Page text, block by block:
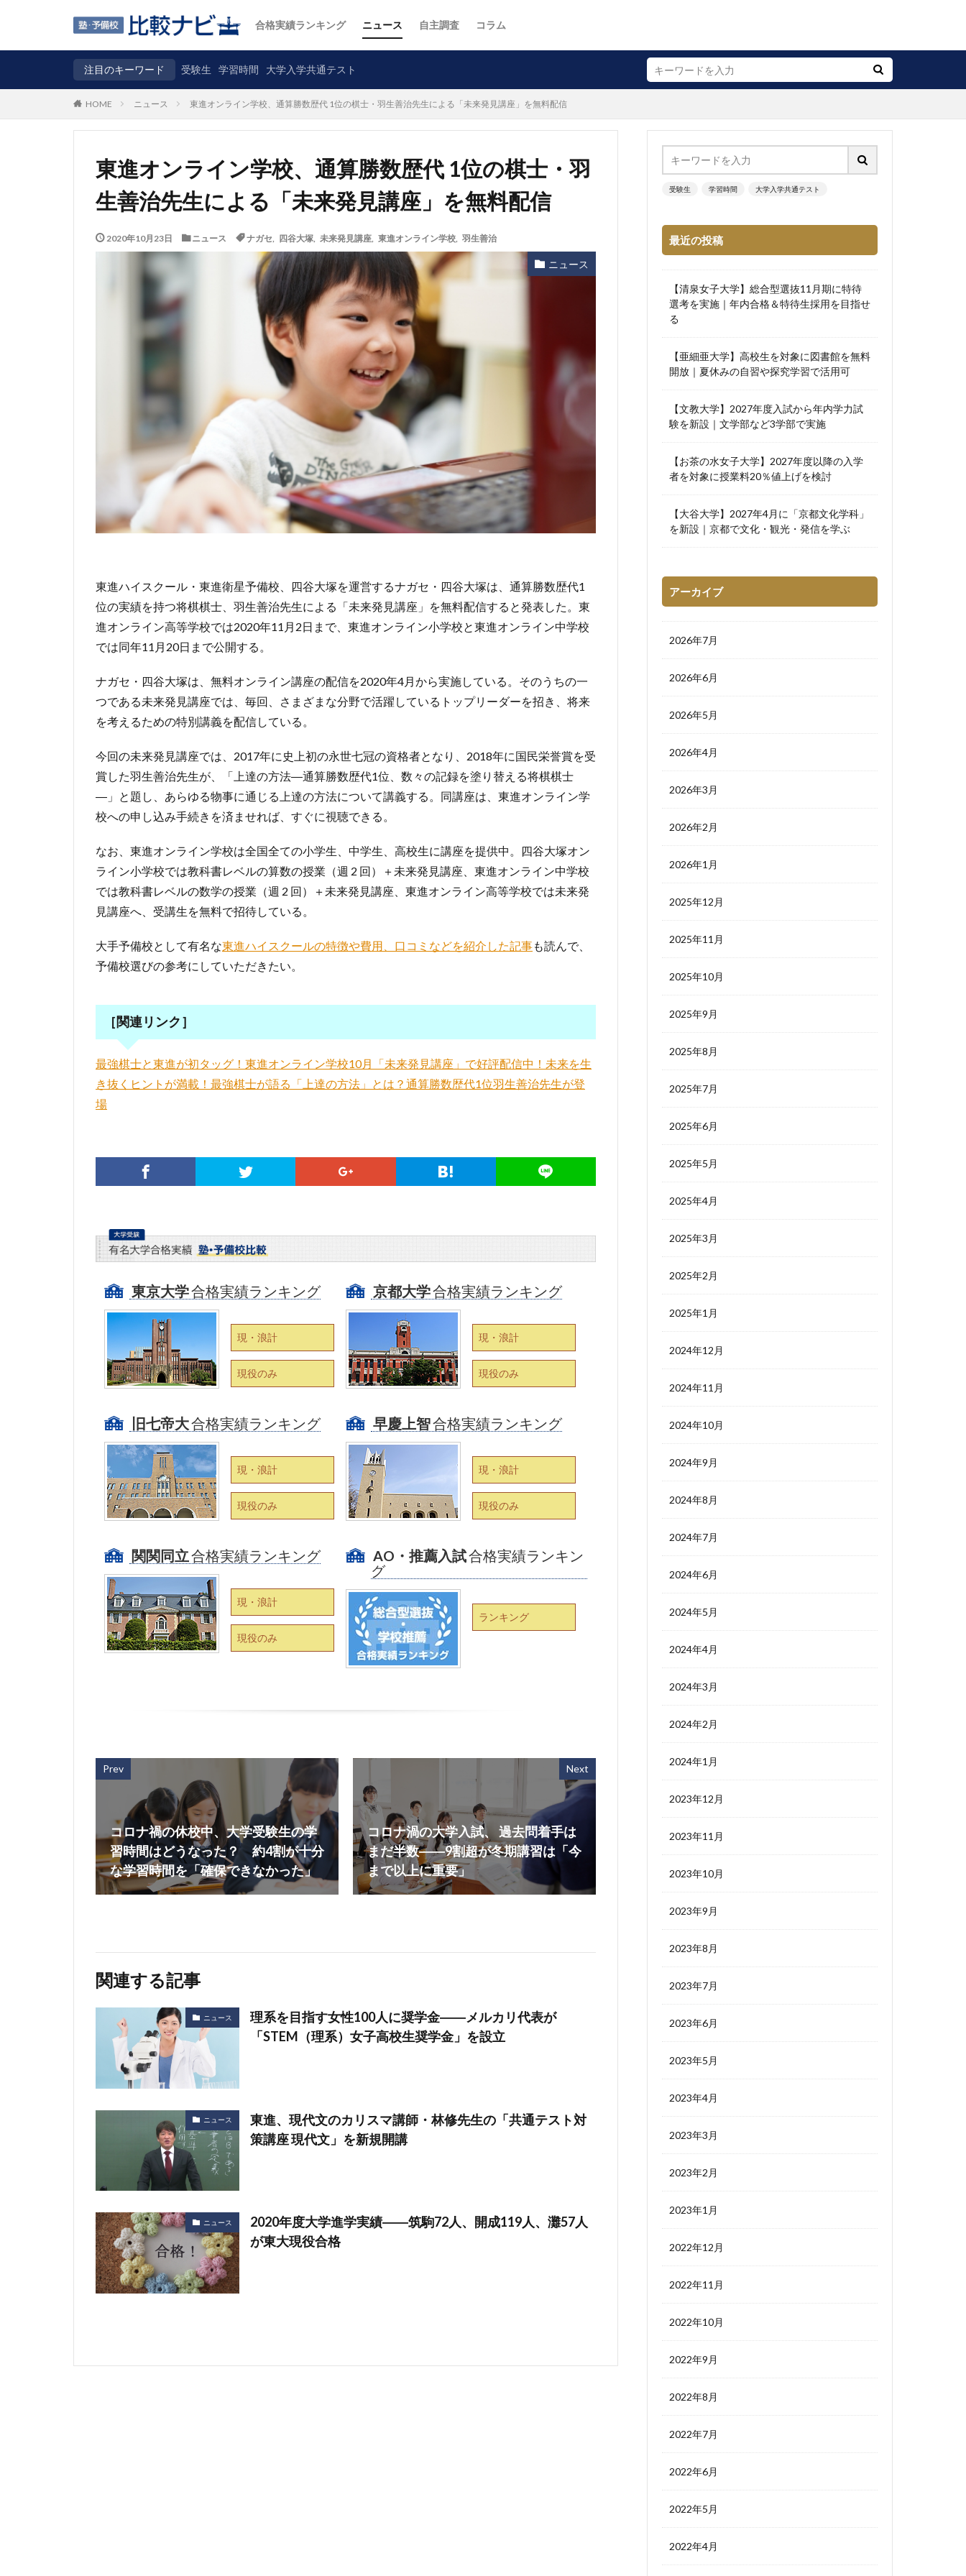
合格実績ランキング ニュース 自主調査 コラム
注目のキーワード 受験生 学習時間 大学入学共通テスト
HOME ニュース 東進オンライン学校、通算勝数歴代 1位の棋士・羽生善治先生による「未来発見講座」を無料配信
東進オンライン学校、通算勝数歴代 1位の棋士・羽
生善治先生による「未来発見講座」を無料配信
2020年10月23日 ニュース ナガセ 四谷大塚, 未来発見講座, 東進オンライン学校, 羽生善治
ニュース
東進ハイスクール・東進衛星予備校、四谷大塚を運営するナガセ・四谷大塚は、通算勝数歴代1
位の実績を持つ将棋棋士、羽生善治先生による「未来発見講座」を無料配信すると発表した。東
進オンライン高等学校では2020年11月2日まで、東進オンライン小学校と東進オンライン中学校
では同年11月20日まで公開する。
ナガセ・四谷大塚は、無料オンライン講座の配信を2020年4月から実施している。そのうちの一
つである未来発見講座では、毎回、さまざまな分野で活躍しているトップリーダーを招き、将来
を考えるための特別講義を配信している。
今回の未来発見講座では、2017年に史上初の永世七冠の資格者となり、2018年に国民栄誉賞を受
賞した羽生善治先生が、「上達の方法―通算勝数歴代1位、数々の記録を塗り替える将棋棋士
―」と題し、あらゆる物事に通じる上達の方法について講義する。同講座は、東進オンライン学
校への申し込み手続きを済ませれば、すぐに視聴できる。
なお、東進オンライン学校は全国全ての小学生、中学生、高校生に講座を提供中。四谷大塚オン
ライン小学校では教科書レベルの算数の授業（週 2 回）＋未来発見講座、東進オンライン中学校
では教科書レベルの数学の授業（週 2 回）＋未来発見講座、東進オンライン高等学校では未来発
見講座へ、受講生を無料で招待している。
大手予備校として有名な東進ハイスクールの特徴や費用、口コミなどを紹介した記事も読んで、
予備校選びの参考にしていただきたい。
［関連リンク］
最強棋士と東進が初タッグ！東進オンライン学校10月「未来発見講座」で好評配信中！未来を生
き抜くヒントが満載！最強棋士が語る「上達の方法」とは？通算勝数歴代1位羽生善治先生が登
場
東京大学合格実績ランキング
現・浪計
現役のみ
京都大学合格実績ランキング
現・浪計
現役のみ
旧七帝大合格実績ランキング
現・浪計
現役のみ
早慶上智合格実績ランキング
現・浪計
現役のみ
関関同立合格実績ランキング
現・浪計
現役のみ
AO・推薦入試合格実績ランキン
グ
ランキング
Prev
コロナ禍の休校中、大学受験生の学
習時間はどうなった？ 約4割が十分
な学習時間を「確保できなかった」
Next
コロナ渦の大学入試、 過去問着手は
まだ半数――9割超が冬期講習は「今
まで以上に重要」
関連する記事
ニュース
理系を目指す女性100人に奨学金――メルカリ代表が
「STEM（理系）女子高校生奨学金」を設立
ニュース
東進、現代文のカリスマ講師・林修先生の「共通テスト対
策講座 現代文」を新規開講
ニュース
2020年度大学進学実績――筑駒72人、開成119人、灘57人
が東大現役合格
受験生 学習時間 大学入学共通テスト
最近の投稿
【清泉女子大学】総合型選抜11月期に特待
選考を実施｜年内合格＆特待生採用を目指せ
る
【亜細亜大学】高校生を対象に図書館を無料
開放｜夏休みの自習や探究学習で活用可
【文教大学】2027年度入試から年内学力試
験を新設｜文学部など3学部で実施
【お茶の水女子大学】2027年度以降の入学
者を対象に授業料20％値上げを検討
【大谷大学】2027年4月に「京都文化学科」
を新設｜京都で文化・観光・発信を学ぶ
アーカイブ
2026年7月
2026年6月
2026年5月
2026年4月
2026年3月
2026年2月
2026年1月
2025年12月
2025年11月
2025年10月
2025年9月
2025年8月
2025年7月
2025年6月
2025年5月
2025年4月
2025年3月
2025年2月
2025年1月
2024年12月
2024年11月
2024年10月
2024年9月
2024年8月
2024年7月
2024年6月
2024年5月
2024年4月
2024年3月
2024年2月
2024年1月
2023年12月
2023年11月
2023年10月
2023年9月
2023年8月
2023年7月
2023年6月
2023年5月
2023年4月
2023年3月
2023年2月
2023年1月
2022年12月
2022年11月
2022年10月
2022年9月
2022年8月
2022年7月
2022年6月
2022年5月
2022年4月